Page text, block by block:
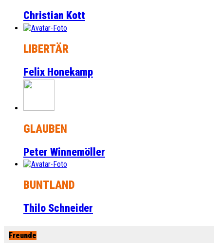
Christian Kott
LIBERTÄR
Felix Honekamp
GLAUBEN
Peter Winnemöller
BUNTLAND
Thilo Schneider
Freunde